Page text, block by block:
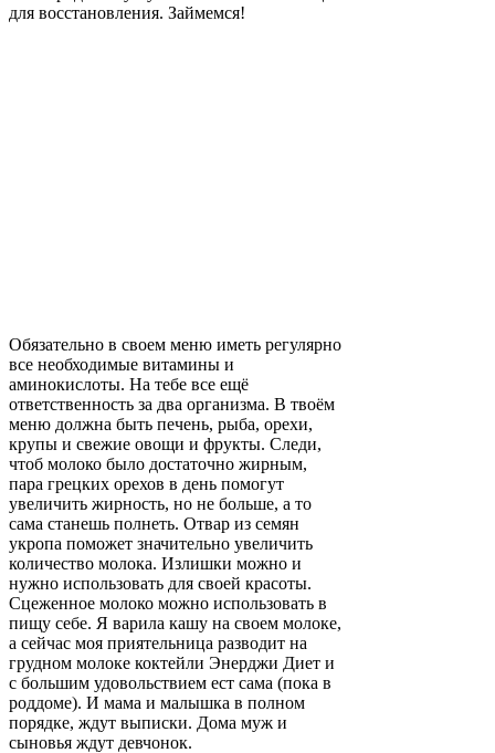
для восстановления. Займемся!
Обязательно в своем меню иметь регулярно
все необходимые витамины и
аминокислоты. На тебе все ещё
ответственность за два организма. В твоём
меню должна быть печень, рыба, орехи,
крупы и свежие овощи и фрукты. Следи,
чтоб молоко было достаточно жирным,
пара грецких орехов в день помогут
увеличить жирность, но не больше, а то
сама станешь полнеть. Отвар из семян
укропа поможет значительно увеличить
количество молока. Излишки можно и
нужно использовать для своей красоты.
Сцеженное молоко можно использовать в
пищу себе. Я варила кашу на своем молоке,
а сейчас моя приятельница разводит на
грудном молоке коктейли Энерджи Диет и
с большим удовольствием ест сама (пока в
роддоме). И мама и малышка в полном
порядке, ждут выписки. Дома муж и
сыновья ждут девчонок.